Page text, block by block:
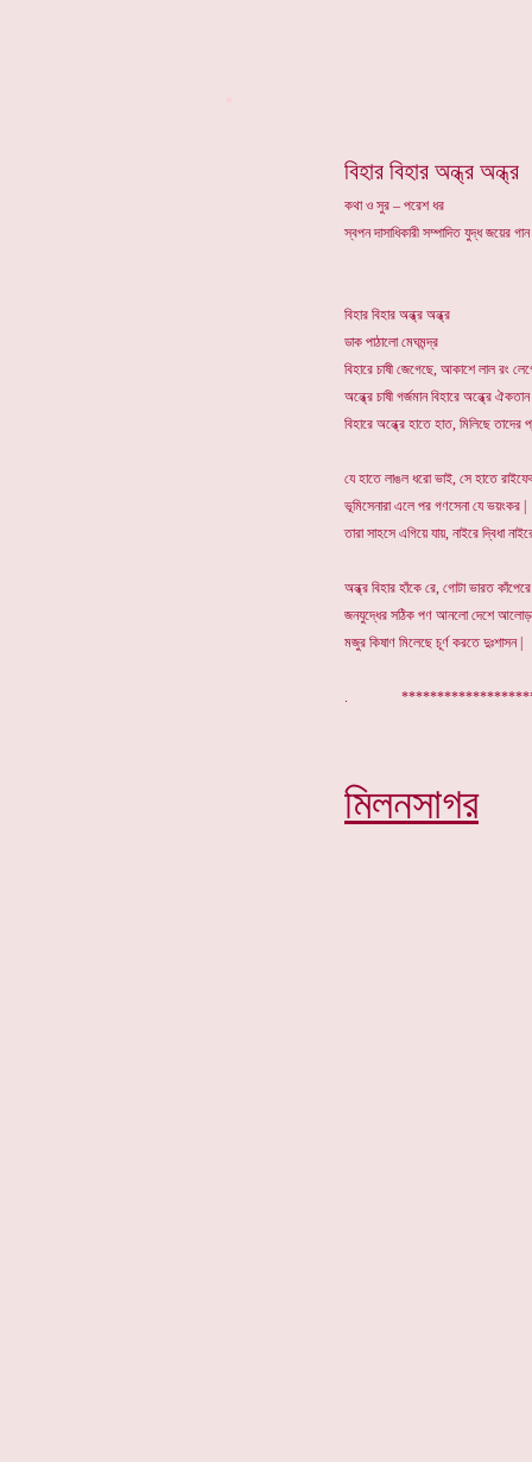
বিহার বিহার অন্ধ্র অন্ধ্র
কথা ও সুর – পরেশ ধর
স্বপন দাসাধিকারী সম্পাদিত যুদ্ধ জয়ের
বিহার বিহার অন্ধ্র অন্ধ্র
ডাক পাঠালো মেঘমন্দ্র
বিহারে চাষী জেগেছে, আকাশে লাল রং
অন্ধ্রে চাষী গর্জমান বিহারে অন্ধ্রে
বিহারে অন্ধ্রে হাতে হাত, মিলিছে তাদের
যে হাতে লাঙল ধরো ভাই, সে হাতে
ভূমিসেনারা এলে পর গণসেনা যে ভয়ংকর |
তারা সাহসে এগিয়ে যায়, নাইরে দ্বিধা
অন্ধ্র বিহার হাঁকে রে, গোটা ভারত কাঁপেরে
জনযুদ্ধের সঠিক পণ আনলো দেশে
মজুর কিষাণ মিলেছে চূর্ণ করতে দুঃশাসন |
.
মিলনসাগর